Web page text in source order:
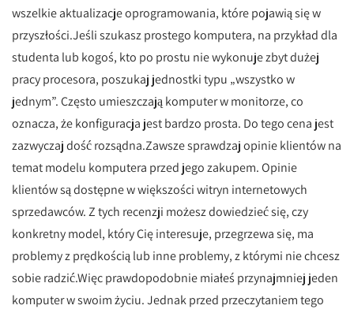
wszelkie aktualizacje oprogramowania, które pojawią się w
przyszłości.Jeśli szukasz prostego komputera, na przykład dla
studenta lub kogoś, kto po prostu nie wykonuje zbyt dużej
pracy procesora, poszukaj jednostki typu „wszystko w
jednym”. Często umieszczają komputer w monitorze, co
oznacza, że ​​konfiguracja jest bardzo prosta. Do tego cena jest
zazwyczaj dość rozsądna.Zawsze sprawdzaj opinie klientów na
temat modelu komputera przed jego zakupem. Opinie
klientów są dostępne w większości witryn internetowych
sprzedawców. Z tych recenzji możesz dowiedzieć się, czy
konkretny model, który Cię interesuje, przegrzewa się, ma
problemy z prędkością lub inne problemy, z którymi nie chcesz
sobie radzić.Więc prawdopodobnie miałeś przynajmniej jeden
komputer w swoim życiu. Jednak przed przeczytaniem tego